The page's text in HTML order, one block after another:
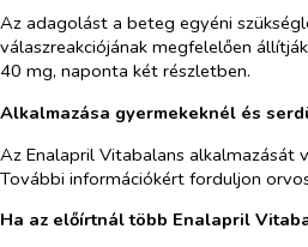
Az adagolást a beteg egyéni
válaszreakciójának megfelelően
40 mg, naponta két részletben.
Alkalmazása gyermekeknél és
Az Enalapril Vitabalans alkalmazását
További információkért forduljon
Ha az előírtnál több Enalapril